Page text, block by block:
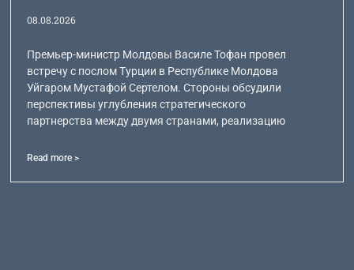
08.08.2026
Премьер-министр Молдовы Василе Тофан провел
встречу с послом Турции в Республике Молдова
Уйгаром Мустафой Сертелом. Стороны обсудили
перспективы углубления стратегического
партнерства между двумя странами, реализацию
Read more >